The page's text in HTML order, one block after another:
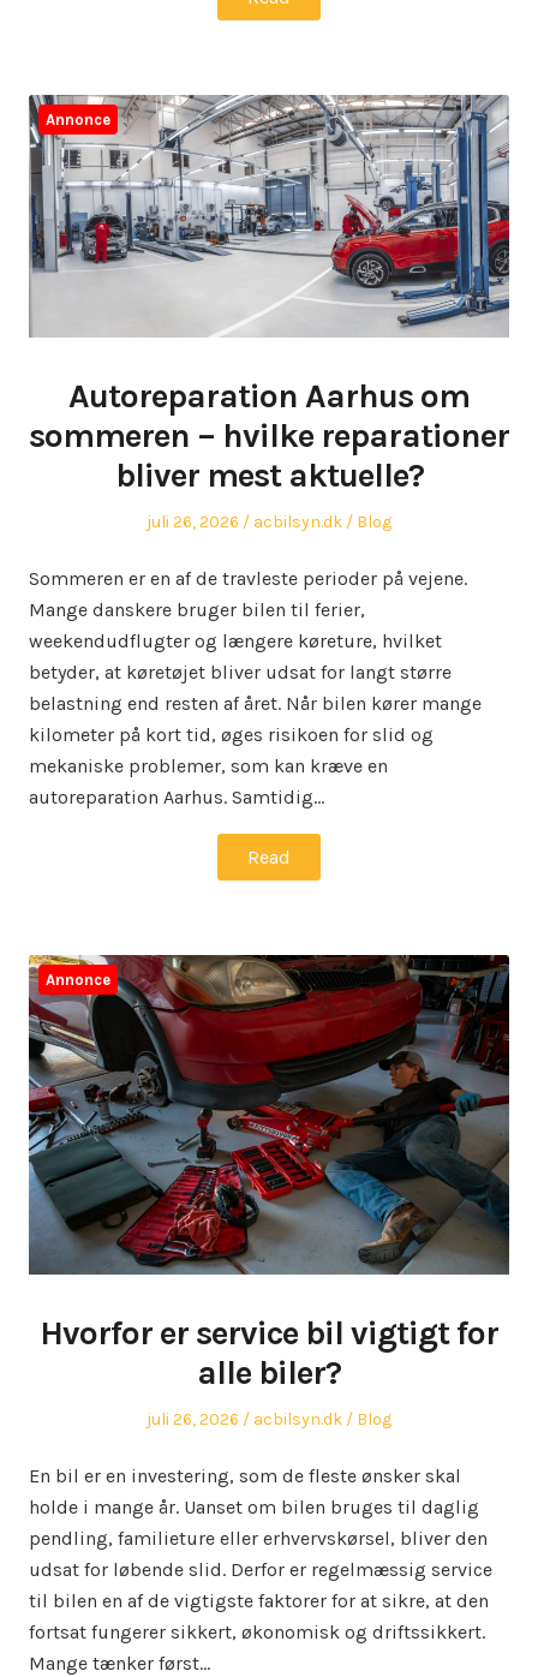
Annonce
Autoreparation Aarhus om
sommeren – hvilke reparationer
bliver mest aktuelle?
Posted
juli 26, 2026 Author
acbilsyn.dk
Posted
Blog
Sommeren er en af de travleste perioder på vejene.
Mange danskere bruger bilen til ferier,
weekendudflugter og længere køreture, hvilket
betyder, at køretøjet bliver udsat for langt større
belastning end resten af året. Når bilen kører mange
kilometer på kort tid, øges risikoen for slid og
mekaniske problemer, som kan kræve en
autoreparation Aarhus. Samtidig…
Read
Annonce
Hvorfor er service bil vigtigt for
alle biler?
Posted
juli 26, 2026 Author
acbilsyn.dk
Posted
Blog
En bil er en investering, som de fleste ønsker skal
holde i mange år. Uanset om bilen bruges til daglig
pendling, familieture eller erhvervskørsel, bliver den
udsat for løbende slid. Derfor er regelmæssig service
til bilen en af de vigtigste faktorer for at sikre, at den
fortsat fungerer sikkert, økonomisk og driftssikkert.
Mange tænker først…